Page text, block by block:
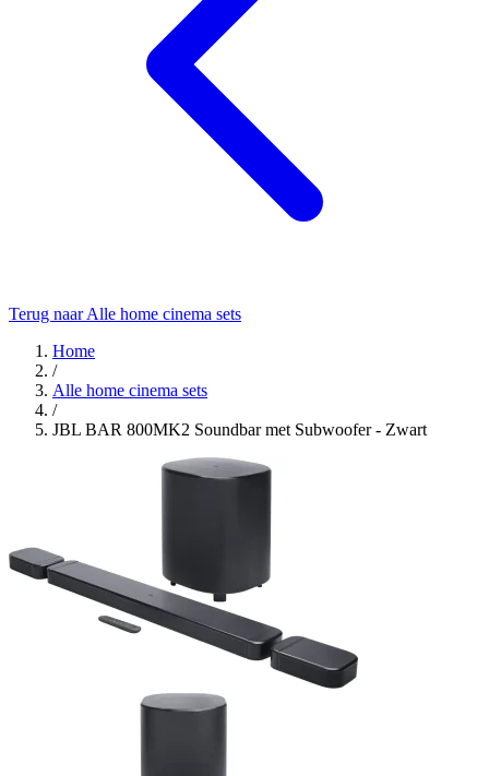
Terug naar Alle home cinema sets
Home
/
Alle home cinema sets
/
JBL BAR 800MK2 Soundbar met Subwoofer - Zwart